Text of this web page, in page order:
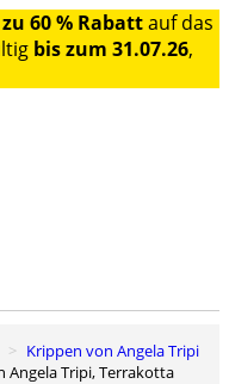
60 % Rabattauf das
bis zum 31.07.26,
Krippen von Angela Tripi
Angela Tripi, Terrakotta